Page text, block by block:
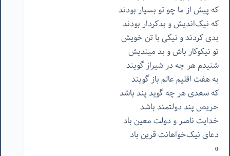
که پیش از ما چو تو بسیار بودند
که نیک‌اندیش و بدکردار بودند
بدی کردند و نیکی با تن خویش
تو نیکوکار باش و بد میندیش
شنیدم هر چه در شیراز گویند
به هفت اقلیم عالم باز گویند
که سعدی هر چه گوید پند باشد
حریص پند دولتمند باشد
خدایت ناصر و دولت معین باد
دعای نیک‌خواهانت قرین باد
»